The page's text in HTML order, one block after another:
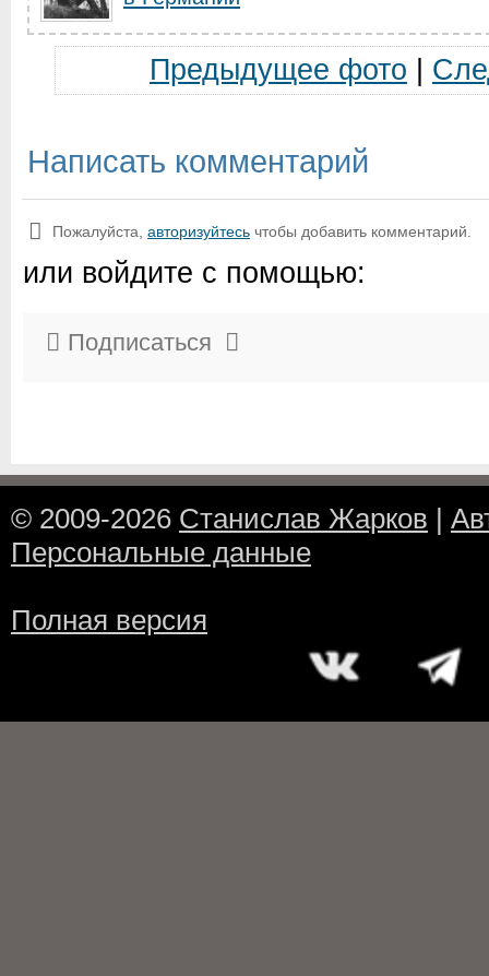
Предыдущее фото
Написать комментарий
Пожалуйста, авторизуйтесь чтобы добавить комментарий.
или войдите с помощью:
Подписаться
© 2009-2026 Станислав Жарков |
Персональные данные
Полная версия